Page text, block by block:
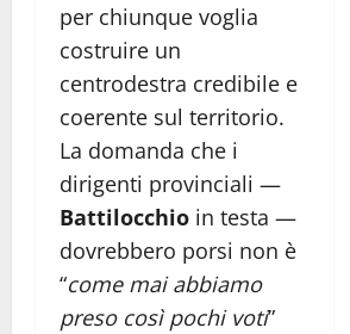
per chiunque voglia
costruire un
centrodestra credibile e
coerente sul territorio.
La domanda che i
dirigenti provinciali —
Battilocchio in testa —
dovrebbero porsi non è
“come mai abbiamo
preso così pochi voti”